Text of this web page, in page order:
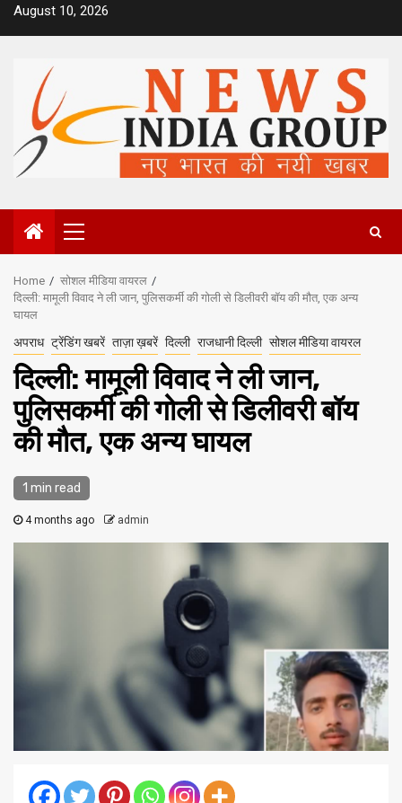
SkipAugust 10, 2026
Primary
Menu
Home
सोशल मीडिया वायरल
दिल्ली: मामूली विवाद ने ली जान, पुलिसकर्मी की गोली से डिलीवरी बॉय की मौत, एक अन्य
घायल
अपराध ट्रेंडिंग खबरें ताज़ा ख़बरें दिल्ली राजधानी दिल्ली सोशल मीडिया वायरल
दिल्ली: मामूली विवाद ने ली जान,
पुलिसकर्मी की गोली से डिलीवरी बॉय
की मौत, एक अन्य घायल
1 min read
4 months ago admin